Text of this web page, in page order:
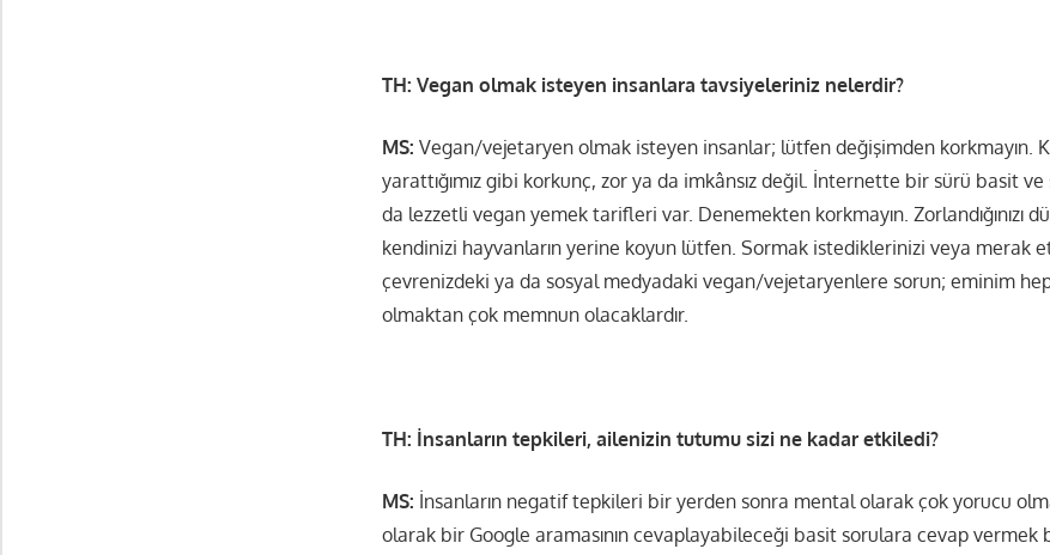
TH: Vegan olmak isteyen insanlara tavsiyeleriniz nelerdir?
MS: Vegan/vejetaryen olmak isteyen insanlar; lütfen değişimden korkmayın.
yarattığımız gibi korkunç, zor ya da imkânsız değil. İnternette bir sürü basit ve
da lezzetli vegan yemek tarifleri var. Denemekten korkmayın. Zorlandığınızı
kendinizi hayvanların yerine koyun lütfen. Sormak istediklerinizi veya merak
çevrenizdeki ya da sosyal medyadaki vegan/vejetaryenlere sorun; eminim
olmaktan çok memnun olacaklardır.
TH: İnsanların tepkileri, ailenizin tutumu sizi ne kadar etkiledi?
MS: İnsanların negatif tepkileri bir yerden sonra mental olarak çok yorucu
olarak bir Google aramasının cevaplayabileceği basit sorulara cevap vermek